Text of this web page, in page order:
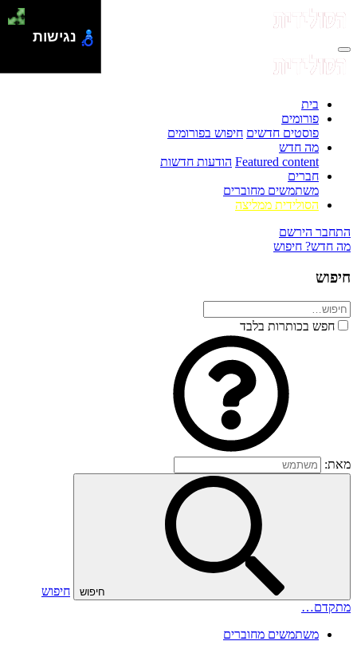
בית
פורומים
פוסטים חדשים חיפוש בפורומים
מה חדש
Featured content הודעות חדשות
חברים
משתמשים מחוברים
הסולידית ממליצה
התחבר הירשם
מה חדש? חיפוש
חיפוש
חפש בכותרות בלבד
מאת:
חיפוש
חיפוש
מתקדם…
משתמשים מחוברים
נגישות